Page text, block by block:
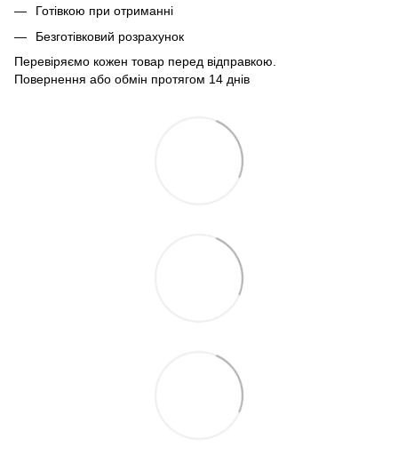
Готівкою при отриманні
Безготівковий розрахунок
Перевіряємо кожен товар перед відправкою.
Повернення або обмін протягом 14 днів